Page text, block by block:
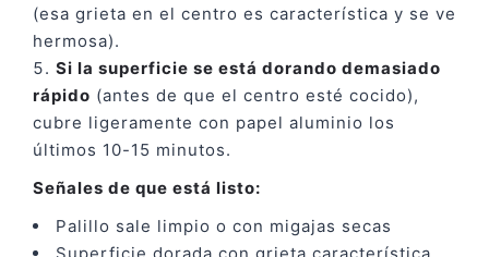
(esa grieta en el centro es característica y se ve
hermosa).
Si la superficie se está dorando demasiado
rápido (antes de que el centro esté cocido),
cubre ligeramente con papel aluminio los
últimos 10-15 minutos.
Señales de que está listo:
Palillo sale limpio o con migajas secas
Superficie dorada con grieta característica